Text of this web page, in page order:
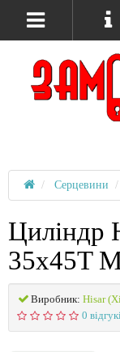
Серцевини
Циліндр
35x45T
Виробник: Hisar
0